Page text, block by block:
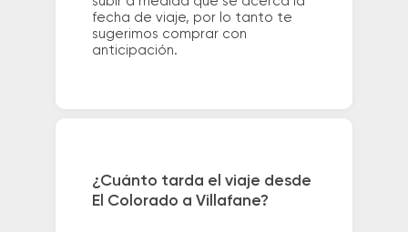
fecha de viaje, por lo tanto te
sugerimos comprar con
anticipación.
¿Cuánto tarda el viaje desde
El Colorado a Villafane?